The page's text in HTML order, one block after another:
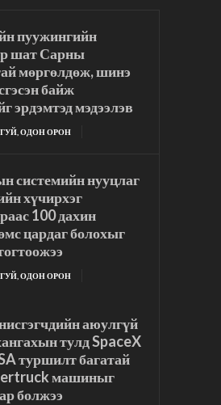
пуужингийн
шат Сарны
мөргөлдөж, шинэ
байж
эрдэмтэд мэдээлэв
ОДОН ОРОН
системийн нууцлаг
хүчирхэг
100 дахин
цардаг болохыг
ОДОН ОРОН
аюулгүй
тулд SpaceX
туршилт багатай
машиныг
болжээ